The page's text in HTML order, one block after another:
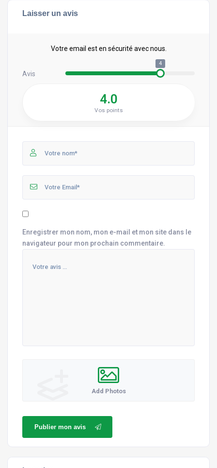
Laisser un avis
Votre email est en sécurité avec nous.
Avis
4
4.0
Vos points
Enregistrer mon nom, mon e-mail et mon site dans le
navigateur pour mon prochain commentaire.
Add Photos
Publier mon avis